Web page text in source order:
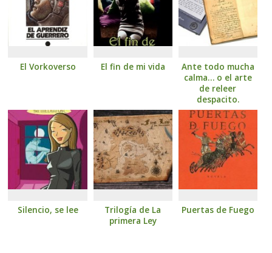
El Vorkoverso El fin de mi vida
Ante todo mucha
calma… o el arte
de releer
despacito.
Silencio, se lee
Trilogía de La
primera Ley
Puertas de Fuego